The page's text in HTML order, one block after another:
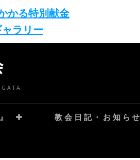
かる特別献金
ラリー
教会日記・お知らせ